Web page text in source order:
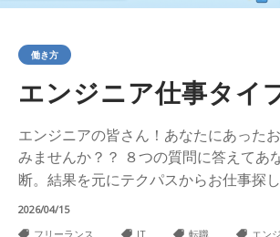
働き方
エンジニア仕事タイ
エンジニアの皆さん！あなたにあった
みませんか？？ ８つの質問に答えてあ
断。結果を元にテクパスからお仕事探しへ。
2026/04/15
フリーランス
IT 転職 エン